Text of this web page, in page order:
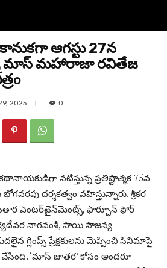
ఆగస్టు 27న
మాస్ మహారాజా రవితేజ
2025 0
నటిస్తున్న ప్రతిష్టాత్మక 75వ
దర్శకత్వం వహిస్తున్నారు. శ్రీకర
ఎంటర్‌టైన్‌మెంట్స్‌, ఫార్చూన్‌ ఫోర్‌
నాగవంశీ, సాయి సౌజన్య
గ్లింప్స్ ప్రేక్షకులను మెప్పించి సినిమాపై
‘మాస్ జాతర’ కోసం అందరూ